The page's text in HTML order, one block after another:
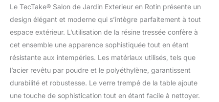
salon en rotin l'endroit
idéal pour se détendre.
Parfait pour accueillir
amis et famille, ce
fauteuil salon
transformera vos
moments en plein air en
souvenirs précieux.
ROBUSTESSE ET
ÉLÉGANCE: Notre salon
Le TecTake® Salon de Jardin Exterieur en Rotin présente un
design élégant et moderne qui s’intègre parfaitement à tout
espace extérieur. L’utilisation de la résine tressée confère à
cet ensemble une apparence sophistiquée tout en étant
résistante aux intempéries. Les matériaux utilisés, tels que
l’acier revêtu par poudre et le polyéthylène, garantissent
durabilité et robustesse. Le verre trempé de la table ajoute
une touche de sophistication tout en étant facile à nettoyer.